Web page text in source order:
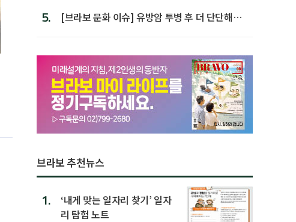
5.
[브라보 문화 이슈] 유방암 투병 후 더 단단해진
브라보 추천뉴스
1.
‘내게 맞는 일자리 찾기’ 일자
리 탐험 노트